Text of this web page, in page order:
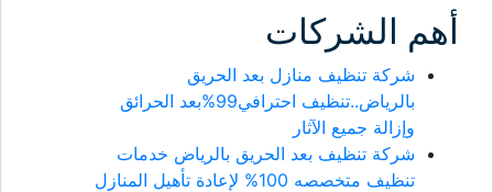
أهم الشركات
شركة تنظيف منازل بعد الحريق
بالرياض..تنظيف احترافي99%بعد الحرائق
وإزالة جميع الآثار
شركة تنظيف بعد الحريق بالرياض خدمات
تنظيف متخصصه 100% لإعادة تأهيل المنازل